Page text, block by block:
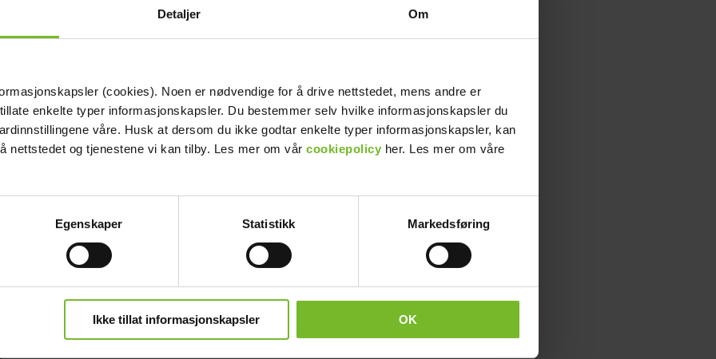
Detaljer Om
(cookies). Noen er nødvendige for å drive nettstedet, mens andre er
enkelte typer informasjonskapsler. Du bestemmer selv hvilke informasjonskapsler du
våre. Husk at dersom du ikke godtar enkelte typer informasjonskapsler, kan
nettstedet og tjenestene vi kan tilby. Les mer om vår cookiepolicy her. Les mer om våre
Egenskaper Statistikk Markedsføring
Ikke tillat informasjonskapsler OK